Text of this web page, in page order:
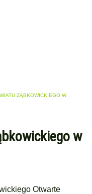
ZĄBKOWICKIEGO W
w
Otwarte